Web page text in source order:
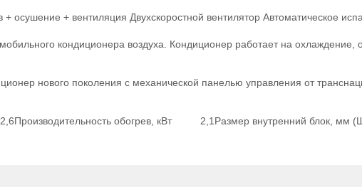
осушение + вентиляция Двухскоростной вентилятор Автоматическое
кондиционера воздуха. Кондиционер работает на
нового поколения с механической панелью управления от
2,6Производительность обогрев, кВт 2,1Размер внутренний блок,